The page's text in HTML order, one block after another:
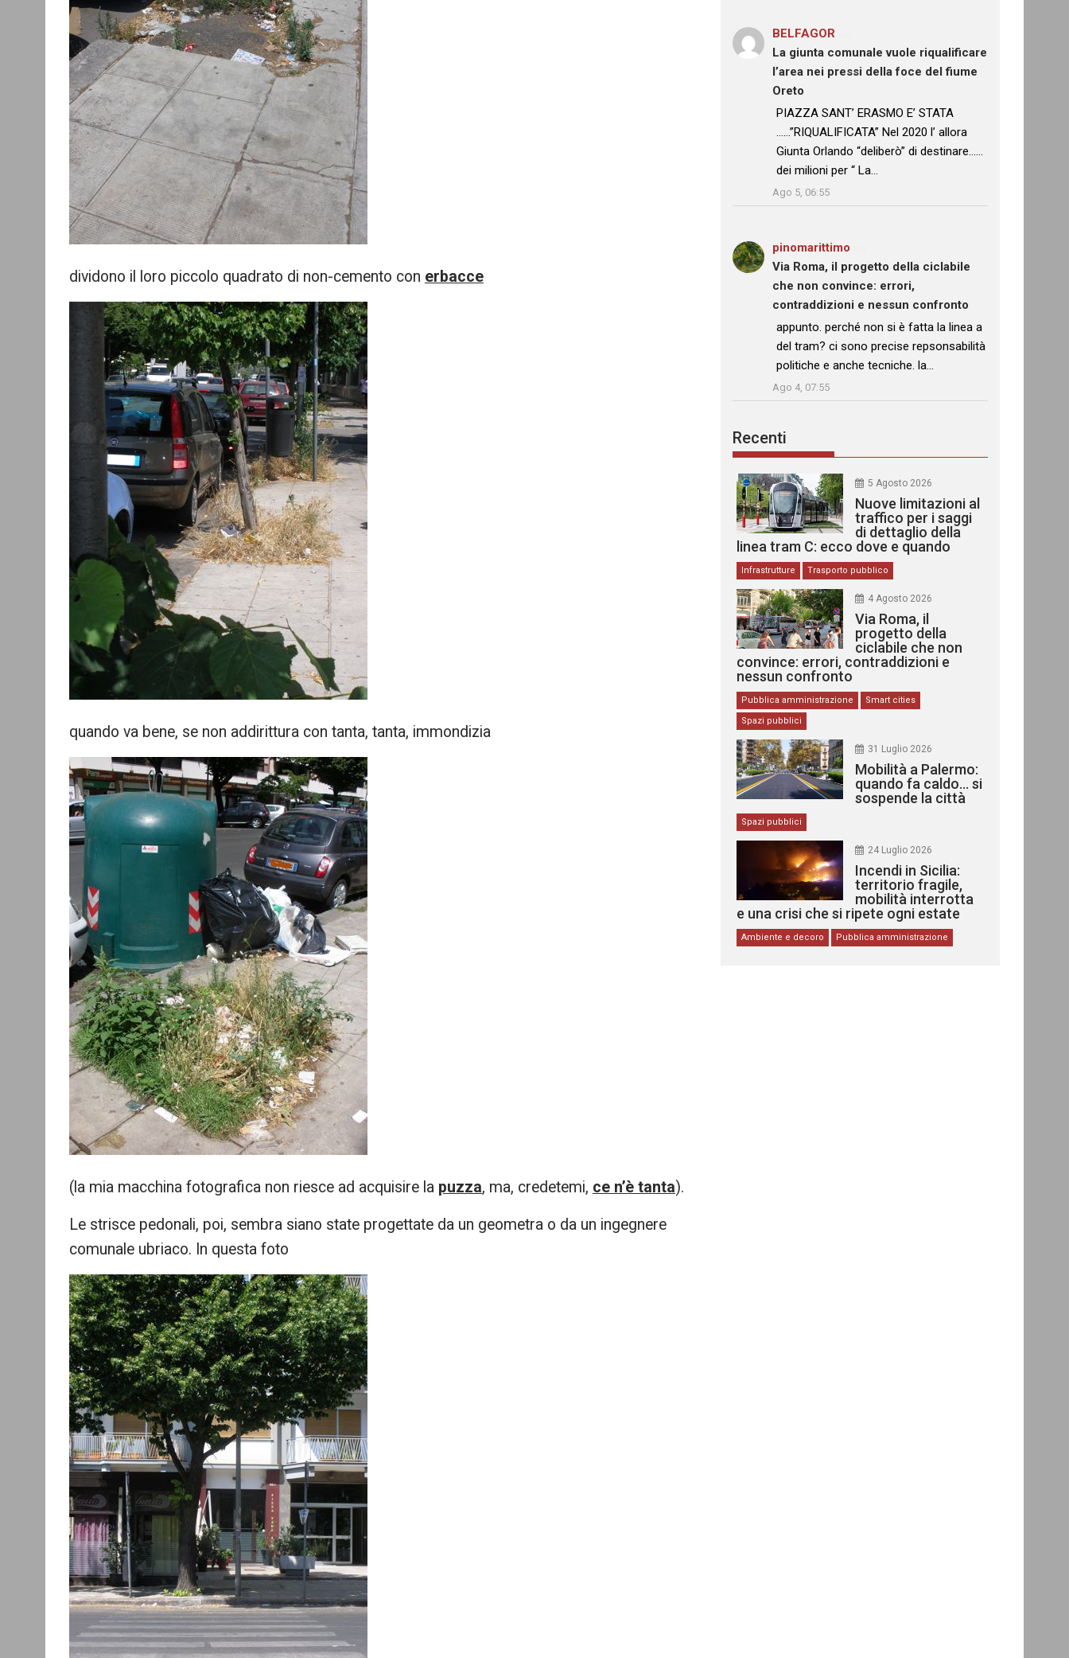
dividono il loro piccolo quadrato di non-cemento con erbacce
quando va bene, se non addirittura con tanta, tanta, immondizia
(la mia macchina fotografica non riesce ad acquisire la puzza, ma, credetemi, ce n’è tanta).
Le strisce pedonali, poi, sembra siano state progettate da un geometra o da un ingegnere
comunale ubriaco. In questa foto
BELFAGOR
La giunta comunale vuole riqualificare
l’area nei pressi della foce del fiume
Oreto
: “
PIAZZA SANT’ ERASMO E’ STATA
……”RIQUALIFICATA” Nel 2020 l’ allora
Giunta Orlando “deliberò” di destinare……
dei milioni per “ La…
Ago 5, 06:55
pinomarittimo
Via Roma, il progetto della ciclabile
che non convince: errori,
contraddizioni e nessun confronto
: “
appunto. perché non si è fatta la linea a
del tram? ci sono precise repsonsabilità
politiche e anche tecniche. la…
Ago 4, 07:55
Recenti
5 Agosto 2026
Nuove limitazioni al
traffico per i saggi
di dettaglio della
linea tram C: ecco dove e quando
Infrastrutture Trasporto pubblico
4 Agosto 2026
Via Roma, il
progetto della
ciclabile che non
convince: errori, contraddizioni e
nessun confronto
Pubblica amministrazione
Smart cities
Spazi pubblici
31 Luglio 2026
Mobilità a Palermo:
quando fa caldo… si
sospende la città
Spazi pubblici
24 Luglio 2026
Incendi in Sicilia:
territorio fragile,
mobilità interrotta
e una crisi che si ripete ogni estate
Ambiente e decoro Pubblica amministrazione